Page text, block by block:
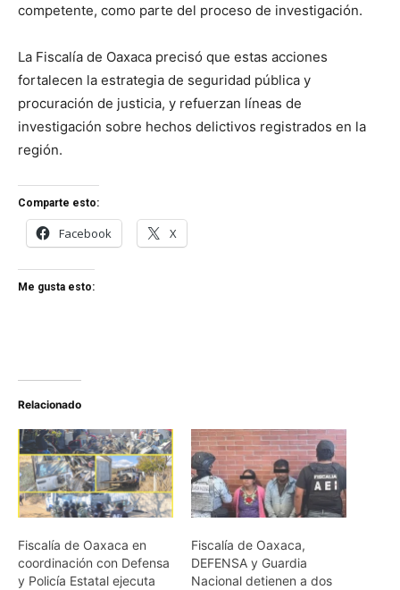
competente, como parte del proceso de investigación.
La Fiscalía de Oaxaca precisó que estas acciones
fortalecen la estrategia de seguridad pública y
procuración de justicia, y refuerzan líneas de
investigación sobre hechos delictivos registrados en la
región.
Comparte esto:
Facebook X
Me gusta esto:
Relacionado
Fiscalía de Oaxaca en
coordinación con Defensa
y Policía Estatal ejecuta
Fiscalía de Oaxaca,
DEFENSA y Guardia
Nacional detienen a dos